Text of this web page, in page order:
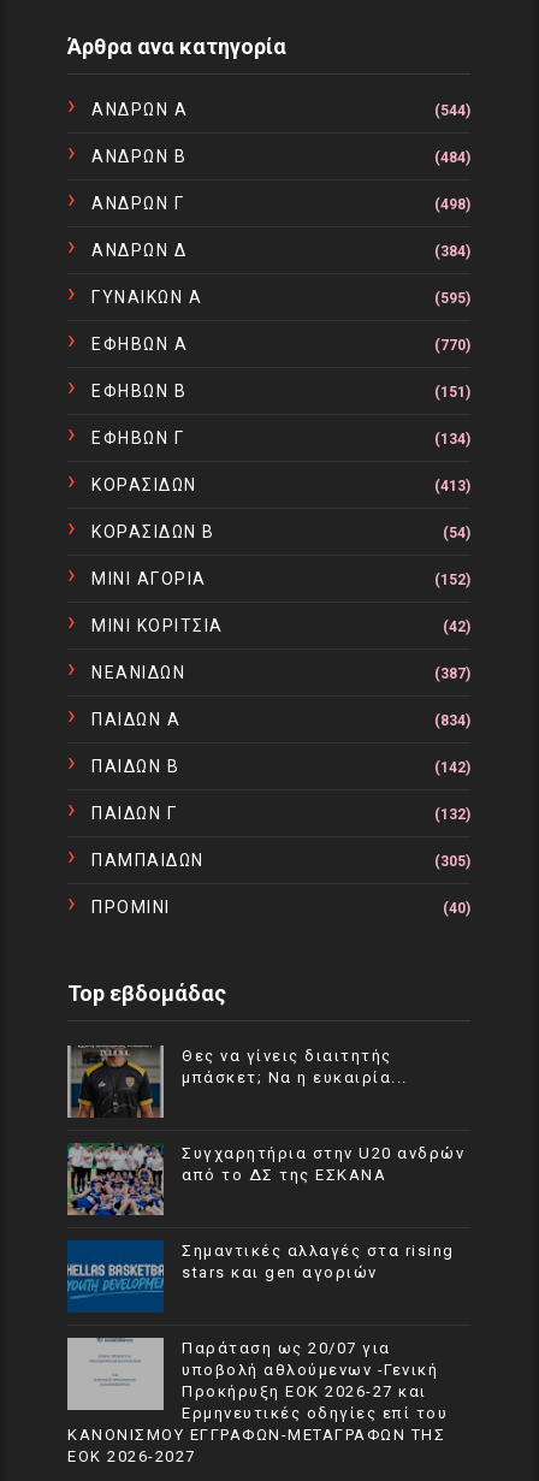
Άρθρα ανα κατηγορία
ΑΝΔΡΩΝ Α (544)
ΑΝΔΡΩΝ Β (484)
ΑΝΔΡΩΝ Γ (498)
ΑΝΔΡΩΝ Δ (384)
ΓΥΝΑΙΚΩΝ Α (595)
ΕΦΗΒΩΝ Α (770)
ΕΦΗΒΩΝ Β (151)
ΕΦΗΒΩΝ Γ (134)
ΚΟΡΑΣΙΔΩΝ (413)
ΚΟΡΑΣΙΔΩΝ Β (54)
ΜΙΝΙ ΑΓΟΡΙΑ (152)
ΜΙΝΙ ΚΟΡΙΤΣΙΑ (42)
ΝΕΑΝΙΔΩΝ (387)
ΠΑΙΔΩΝ Α (834)
ΠΑΙΔΩΝ Β (142)
ΠΑΙΔΩΝ Γ (132)
ΠΑΜΠΑΙΔΩΝ (305)
ΠΡΟΜΙΝΙ (40)
Top εβδομάδας
Θες να γίνεις διαιτητής
μπάσκετ; Να η ευκαιρία...
Συγχαρητήρια στην U20 ανδρών
από το ΔΣ της ΕΣΚΑΝΑ
Σημαντικές αλλαγές στα rising
stars και gen αγοριών
Παράταση ως 20/07 για
υποβολή αθλούμενων -Γενική
Προκήρυξη ΕΟΚ 2026-27 και
Ερμηνευτικές οδηγίες επί του
ΚΑΝΟΝΙΣΜΟΥ ΕΓΓΡΑΦΩΝ-ΜΕΤΑΓΡΑΦΩΝ ΤΗΣ
ΕΟΚ 2026-2027